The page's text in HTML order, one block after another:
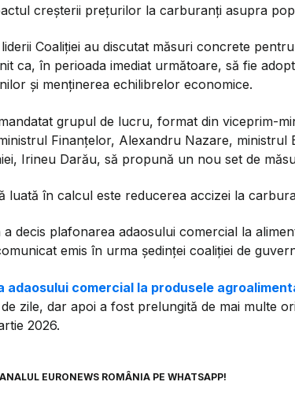
creșterii prețurilor la carburanți asupra
Coaliției au discutat măsuri concrete
ca, în perioada imediat următoare, să fie
și menținerea echilibrelor economice.
grupul de lucru, format din viceprim-
Finanțelor, Alexandru Nazare, ministrul
Irineu Darău, să propună un nou set de
luată în calcul este reducerea accizei la
a decis plafonarea adaosului comercial la
emis în urma ședinței coaliției de
adaosului comercial la produsele
zile, dar apoi a fost prelungită de mai multe
2026.
EURONEWS ROMÂNIA PE WHATSAPP!